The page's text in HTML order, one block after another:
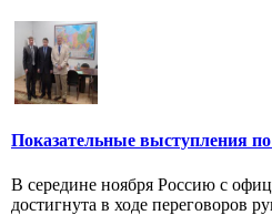
Показательные выступления
В середине ноября Россию с
достигнута в ходе переговоров